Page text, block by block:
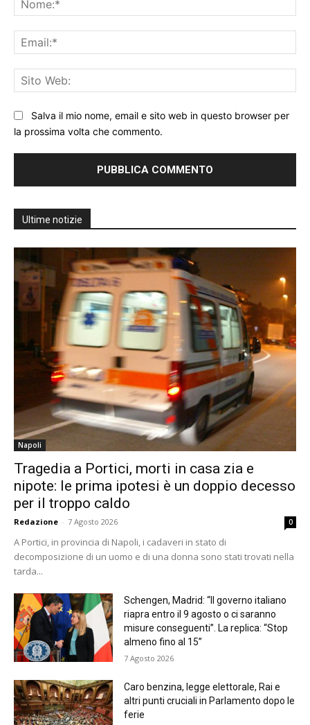
Salva il mio nome, email e sito web in questo browser per
la prossima volta che commento.
Ultime notizie
Napoli
Tragedia a Portici, morti in casa zia e
nipote: le prima ipotesi è un doppio decesso
per il troppo caldo
Redazione - 7 Agosto 2026 0
A Portici, in provincia di Napoli, i cadaveri in stato di
decomposizione di un uomo e di una donna sono stati trovati nella
tarda...
Schengen, Madrid: “Il governo italiano
riapra entro il 9 agosto o ci saranno
misure conseguenti”. La replica: “Stop
almeno fino al 15”
7 Agosto 2026
Caro benzina, legge elettorale, Rai e
altri punti cruciali in Parlamento dopo le
ferie